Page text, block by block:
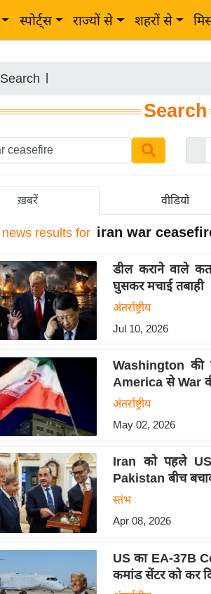
स्पोर्ट्स राज्यों से शहरों से
Search
Search
ख़बरें वीडियो
news results for iran war
डील कराने वाले
घुसकर मचाई तबाही
अंतर्राष्ट्रीय
Jul 10, 2026
Washington की
America से War
अंतर्राष्ट्रीय
May 02, 2026
Iran को पहले US
Pakistan बीच
स्तंभ
Apr 08, 2026
US का EA-37B
कमांड सेंटर को कर